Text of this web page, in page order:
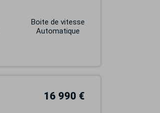
Boite de vitesse
Automatique
16 990 €